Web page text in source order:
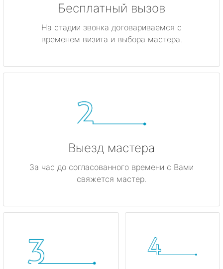
Бесплатный вызов
На стадии звонка договариваемся с
временем визита и выбора мастера.
Выезд мастера
За час до согласованного времени с Вами
свяжется мастер.